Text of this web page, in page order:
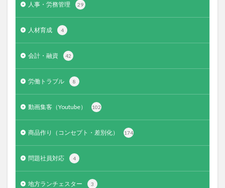
人事・労務管理 29
人材育成 4
会計・融資 42
労働トラブル 8
動画集客（Youtube） 102
商品作り（コンセプト・差別化） 174
問題社員対応 4
地方ランチェスター 3